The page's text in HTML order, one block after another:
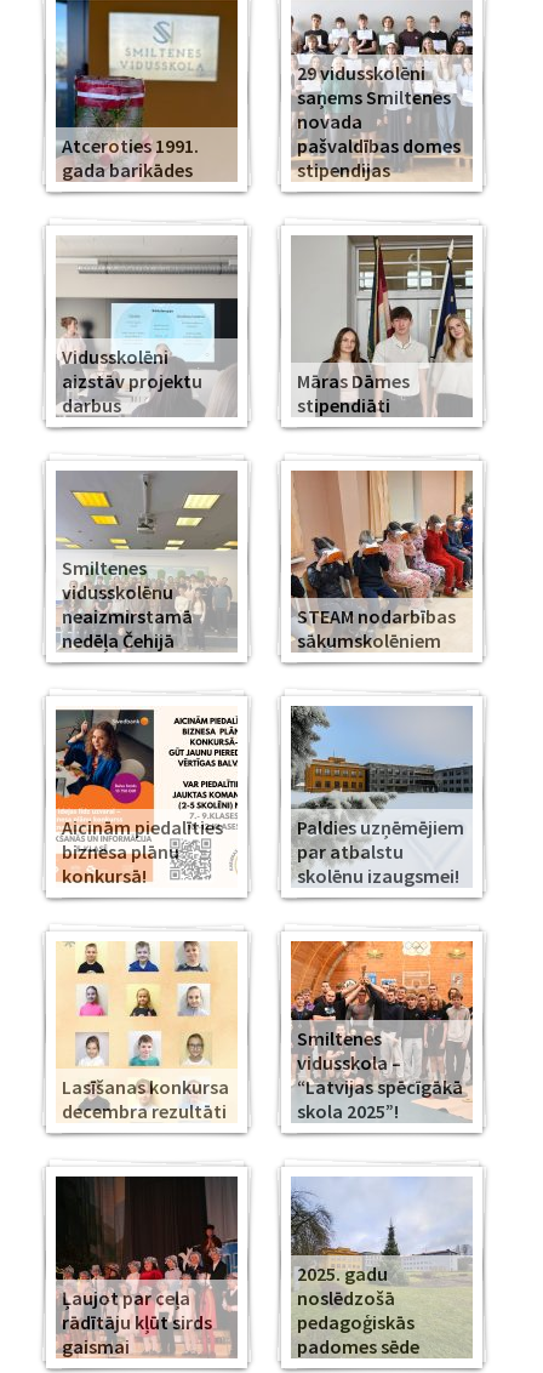
Atceroties 1991.
gada barikādes
29 vidusskolēni
saņems Smiltenes
novada
pašvaldības domes
stipendijas
Vidusskolēni
aizstāv projektu
darbus
Māras Dāmes
stipendiāti
Smiltenes
vidusskolēnu
neaizmirstamā
nedēļa Čehijā
STEAM nodarbības
sākumskolēniem
Aicinām piedalīties
biznesa plānu
konkursā!
Paldies uzņēmējiem
par atbalstu
skolēnu izaugsmei!
Lasīšanas konkursa
decembra rezultāti
Smiltenes
vidusskola –
“Latvijas spēcīgākā
skola 2025”!
Ļaujot par ceļa
rādītāju kļūt sirds
gaismai
2025. gadu
noslēdzošā
pedagoģiskās
padomes sēde